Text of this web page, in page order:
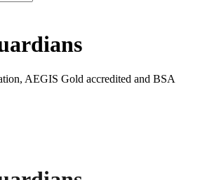
AEGIS Gold accredited and BSA